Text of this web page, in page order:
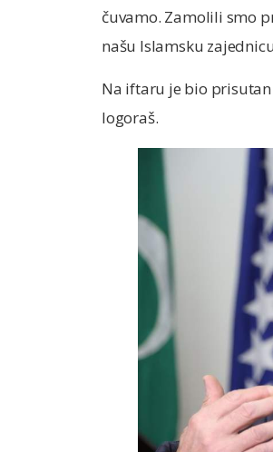
čuvamo. Zamolili smo
našu Islamsku
Na iftaru je bio
logoraš.